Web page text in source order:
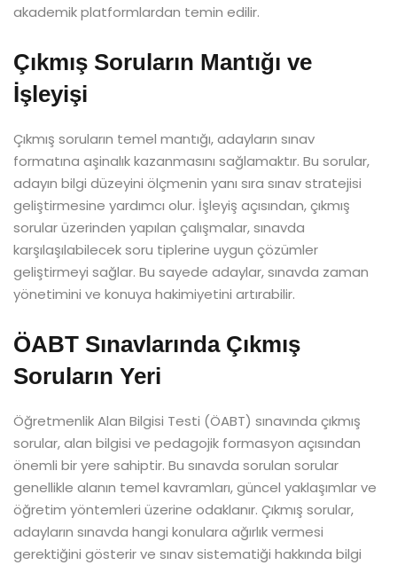
akademik platformlardan temin edilir.
Çıkmış Soruların Mantığı ve
İşleyişi
Çıkmış soruların temel mantığı, adayların sınav
formatına aşinalık kazanmasını sağlamaktır. Bu sorular,
adayın bilgi düzeyini ölçmenin yanı sıra sınav stratejisi
geliştirmesine yardımcı olur. İşleyiş açısından, çıkmış
sorular üzerinden yapılan çalışmalar, sınavda
karşılaşılabilecek soru tiplerine uygun çözümler
geliştirmeyi sağlar. Bu sayede adaylar, sınavda zaman
yönetimini ve konuya hakimiyetini artırabilir.
ÖABT Sınavlarında Çıkmış
Soruların Yeri
Öğretmenlik Alan Bilgisi Testi (ÖABT) sınavında çıkmış
sorular, alan bilgisi ve pedagojik formasyon açısından
önemli bir yere sahiptir. Bu sınavda sorulan sorular
genellikle alanın temel kavramları, güncel yaklaşımlar ve
öğretim yöntemleri üzerine odaklanır. Çıkmış sorular,
adayların sınavda hangi konulara ağırlık vermesi
gerektiğini gösterir ve sınav sistematiği hakkında bilgi